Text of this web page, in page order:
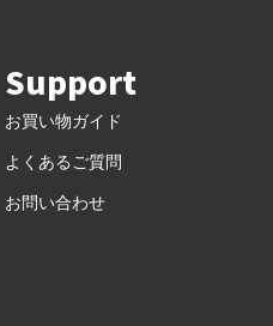
Support
お買い物ガイド
よくあるご質問
お問い合わせ